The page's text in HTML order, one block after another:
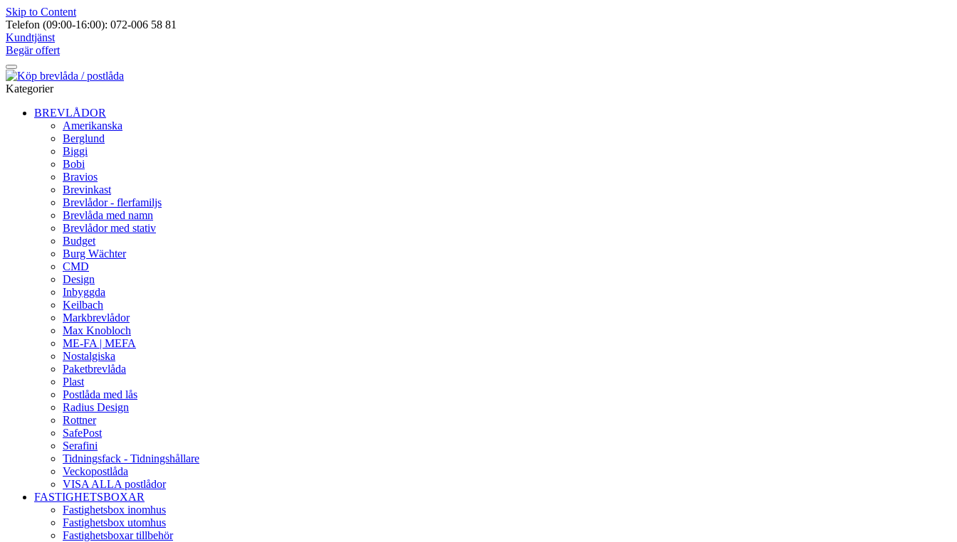
Skip to Content
Telefon (09:00-16:00): 072-006 58 81
Kundtjänst
Begär offert
Kategorier
BREVLÅDOR
Amerikanska
Berglund
Biggi
Bobi
Bravios
Brevinkast
Brevlådor - flerfamiljs
Brevlåda med namn
Brevlådor med stativ
Budget
Burg Wächter
CMD
Design
Inbyggda
Keilbach
Markbrevlådor
Max Knobloch
ME-FA | MEFA
Nostalgiska
Paketbrevlåda
Plast
Postlåda med lås
Radius Design
Rottner
SafePost
Serafini
Tidningsfack - Tidningshållare
Veckopostlåda
VISA ALLA postlådor
FASTIGHETSBOXAR
Fastighetsbox inomhus
Fastighetsbox utomhus
Fastighetsboxar tillbehör